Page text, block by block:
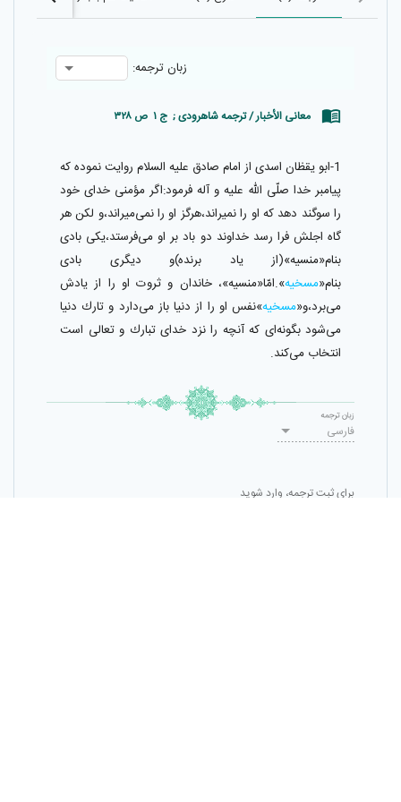
زبان ترجمه:
معانی الأخبار / ترجمه شاهرودی ; ج ۱ ص ۳۲۸
1-ابو يقظان اسدى از امام صادق عليه السلام روايت نموده كه
پيامبر خدا صلّى اللّٰه عليه و آله فرمود:اگر مؤمنى خداى خود
را سوگند دهد كه او را نميراند،هرگز او را نمى‌ميراند،و لكن هر
گاه اجلش فرا رسد خداوند دو باد بر او مى‌فرستد،يكى بادى
بنام«منسيه»(از ياد برنده)و ديگرى بادى
بنام«مسخيه».امّا«منسيه»، خاندان و ثروت او را از يادش
مى‌برد،و«مسخيه»نفس او را از دنيا باز مى‌دارد و تارك دنيا
مى‌شود بگونه‌اى كه آنچه را نزد خداى تبارك و تعالى است
انتخاب مى‌كند.
فارسی
زبان ترجمه
برای ثبت ترجمه، وارد شوید